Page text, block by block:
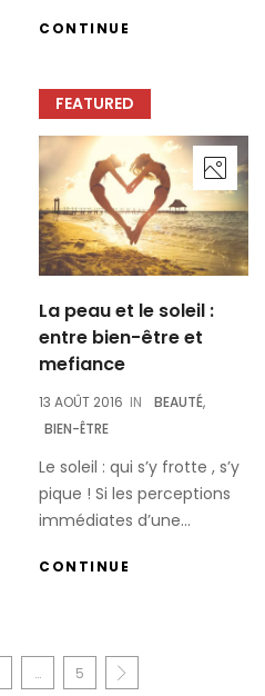
CONTINUE
FEATURED
La peau et le soleil :
entre bien-être et
mefiance
13 AOÛT 2016 IN BEAUTÉ,
BIEN-ÊTRE
Le soleil : qui s’y frotte , s’y
pique ! Si les perceptions
immédiates d’une...
CONTINUE
… 5